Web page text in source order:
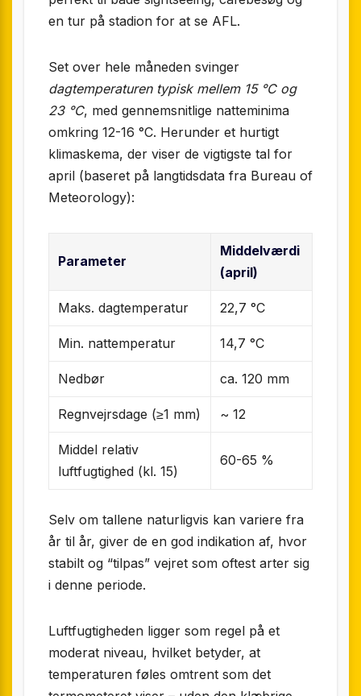
en tur på stadion for at se AFL.
Set over hele måneden svinger
dagtemperaturen typisk mellem 15 °C og
23 °C, med gennemsnitlige natteminima
omkring 12-16 °C. Herunder et hurtigt
klimaskema, der viser de vigtigste tal for
april (baseret på langtidsdata fra Bureau of
Meteorology):
Parameter
Middelværdi
(april)
Maks. dagtemperatur 22,7 °C
Min. nattemperatur 14,7 °C
Nedbør ca. 120 mm
Regnvejrsdage (≥1 mm) ~ 12
Middel relativ
luftfugtighed (kl. 15)
60-65 %
Selv om tallene naturligvis kan variere fra
år til år, giver de en god indikation af, hvor
stabilt og “tilpas” vejret som oftest arter sig
i denne periode.
Luftfugtigheden ligger som regel på et
moderat niveau, hvilket betyder, at
temperaturen føles omtrent som det